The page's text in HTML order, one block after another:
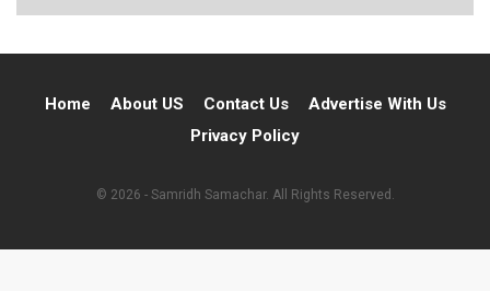
Home About US Contact Us
Advertise With Us
Privacy Policy
© 2026 - Samridh Samachar. All Rights Reserved.